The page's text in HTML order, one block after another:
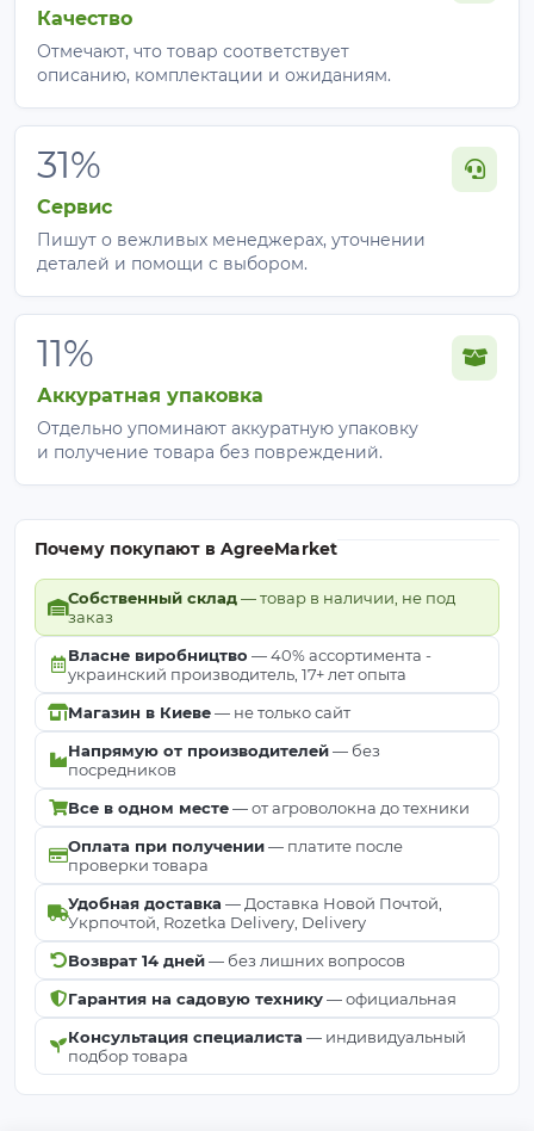
Качество
Отмечают, что товар соответствует
описанию, комплектации и ожиданиям.
31%
Сервис
Пишут о вежливых менеджерах, уточнении
деталей и помощи с выбором.
11%
Аккуратная упаковка
Отдельно упоминают аккуратную упаковку
и получение товара без повреждений.
Почему покупают в AgreeMarket
Собственный склад— товар в наличии, не под
заказ
Власне виробництво — 40% ассортимента -
украинский производитель, 17+ лет опыта
Магазин в Киеве— не только сайт
Напрямую от производителей— без
посредников
Все в одном месте— от агроволокна до техники
Оплата при получении— платите после
проверки товара
Удобная доставка — Доставка Новой Почтой,
Укрпочтой, Rozetka Delivery, Delivery
Возврат 14 дней— без лишних вопросов
Гарантия на садовую технику— официальная
Консультация специалиста — индивидуальный
подбор товара